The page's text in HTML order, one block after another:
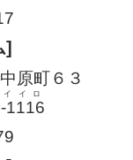
]
原町６３
1116
イロ